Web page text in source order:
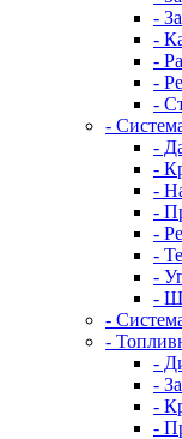
-
-
-
-
-
-
-
-
-
-
-
-
-
-
-
-
-
-
-
-